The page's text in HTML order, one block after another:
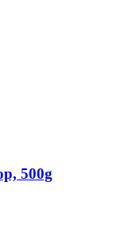
500g